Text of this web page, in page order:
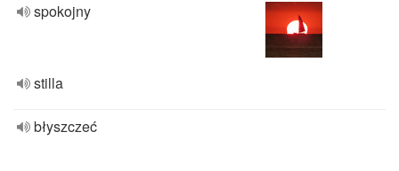
spokojny
stilla
błyszczeć